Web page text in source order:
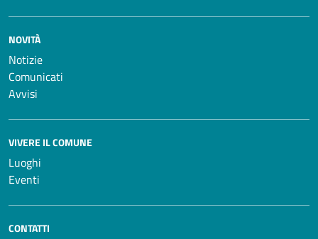
NOVITÀ
Notizie
Comunicati
Avvisi
VIVERE IL COMUNE
Luoghi
Eventi
CONTATTI